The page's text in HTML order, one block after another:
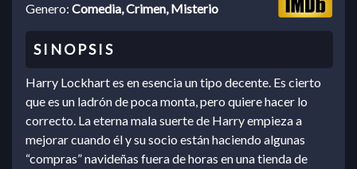
Genero: Comedia, Crimen, Misterio
Harry Lockhart es en esencia un tipo decente. Es cierto
que es un ladrón de poca monta, pero quiere hacer lo
correcto. La eterna mala suerte de Harry empieza a
mejorar cuando él y su socio están haciendo algunas
“compras” navideñas fuera de horas en una tienda de